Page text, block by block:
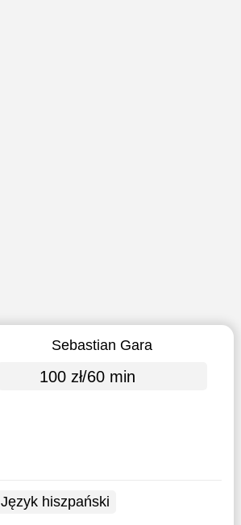
Sebastian Gara
100 zł/60 min
Język hiszpański